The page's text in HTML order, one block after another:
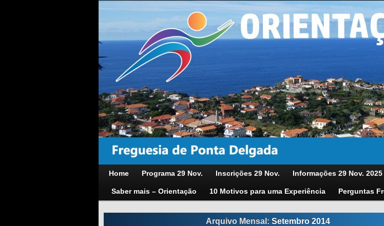
Home Programa 29 Nov. Inscrições 29 Nov. Informações 29 Nov. 2025
Saber mais – Orientação 10 Motivos para uma Experiência Perguntas
Arquivo Mensal: Setembro 2014